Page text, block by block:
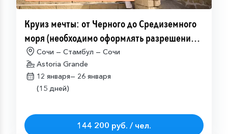
Круиз мечты: от Черного до Средиземного
моря (необходимо оформлять разрешение
на посещение Израиля (ETA-IL)
Сочи — Стамбул — Сочи
Astoria Grande
12 января— 26 января
(15 дней)
144 200 руб. / чел.